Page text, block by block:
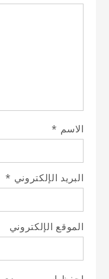
الاسم *
البريد الإلكتروني *
الموقع الإلكتروني